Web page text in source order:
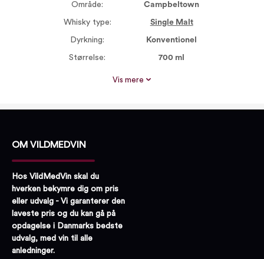
Område: Campbeltown
Whisky type: Single Malt
Dyrkning: Konventionel
Størrelse: 700 ml
Røgsmag: Medium røget
Vis mere
OM VILDMEDVIN
Hos VildMedVin skal du
hverken bekymre dig om pris
eller udvalg - Vi garanterer den
laveste pris og du kan gå på
opdagelse i Danmarks bedste
udvalg, med vin til alle
anledninger.